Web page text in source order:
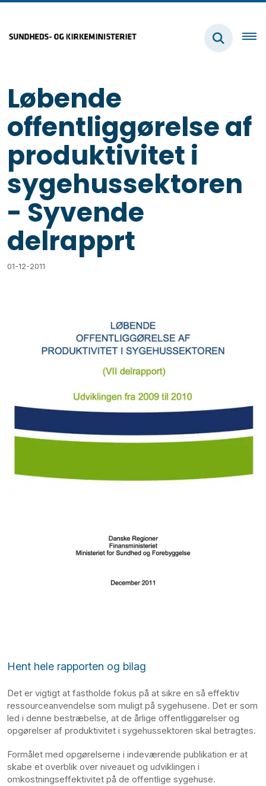
Løbende
offentliggørelse af
produktivitet i
sygehussektoren
- Syvende
delrapprt
01-12-2011
Hent hele rapporten og bilag
Det er vigtigt at fastholde fokus på at sikre en så effektiv
ressourceanvendelse som muligt på sygehusene. Det er som
led i denne bestræbelse, at de årlige offentliggørelser og
opgørelser af produktivitet i sygehussektoren skal betragtes.
Formålet med opgørelserne i indeværende publikation er at
skabe et overblik over niveauet og udviklingen i
omkostningseffektivitet på de offentlige sygehuse.